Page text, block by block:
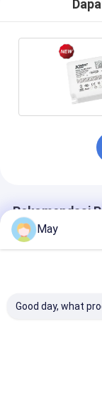
Rekomendasi
May
Good day, what